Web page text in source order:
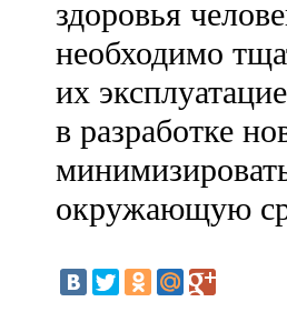
здоровья
необходимо
их
в разработке
окружающую